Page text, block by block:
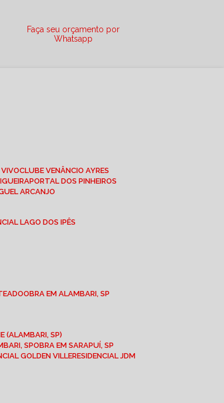
Faça seu orçamento por
Whatsapp
VIVO
CLUBE VENÂNCIO AYRES
PORTAL DOS PINHEIROS
ARCANJO
LAGO DOS IPÊS
OBRA EM ALAMBARI, SP
(ALAMBARI, SP)
SP
OBRA EM SARAPUÍ, SP
GOLDEN VILLE RESIDENCIAL JDM